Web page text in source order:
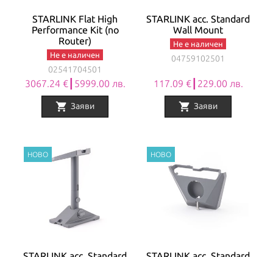
STARLINK Flat High
Performance Kit (no
Router)
Не е наличен
02541704501
3067.24 €┃5999.00 лв.
shopping_cart Заяви
STARLINK acc. Standard
Wall Mount
Не е наличен
04759102501
117.09 €┃229.00 лв.
shopping_cart Заяви